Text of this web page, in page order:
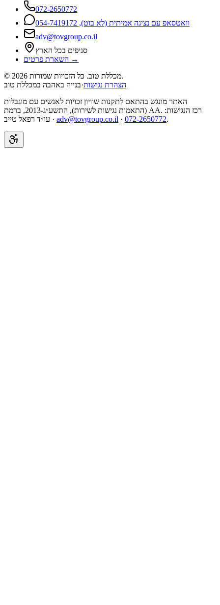
072-2650772
וואטסאפ עם נציגה אמיתית (לא בוט), 054-7419172
adv@tovgroup.co.il
סניפים בכל הארץ
השארת פרטים →
© 2026
מכללת טוב. כל הזכויות שמורות.
הצהרת נגישות·בנייה באהבה במכללת טוב
האתר מונגש בהתאם לתקנות שוויון זכויות לאנשים עם מוגבלות
(התאמות נגישות לשירות), התשע״ג-2013, ברמת AA. רכז הנגישות:
עו״ד רפאל טייב · adv@tovgroup.co.il · 072-2650772.